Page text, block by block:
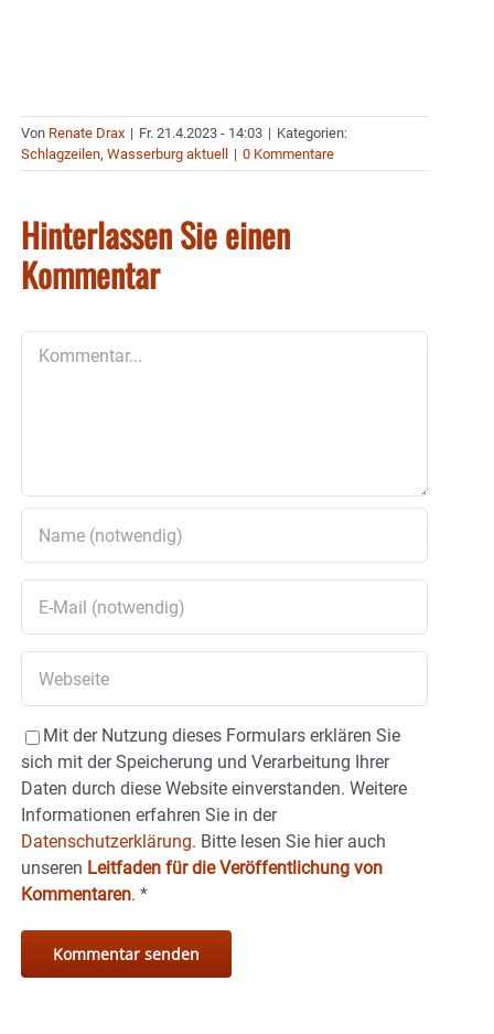
Von Renate Drax | Fr. 21.4.2023 - 14:03 | Kategorien:
Schlagzeilen, Wasserburg aktuell | 0 Kommentare
Hinterlassen Sie einen
Kommentar
Mit der Nutzung dieses Formulars erklären Sie
sich mit der Speicherung und Verarbeitung Ihrer
Daten durch diese Website einverstanden. Weitere
Informationen erfahren Sie in der
Datenschutzerklärung. Bitte lesen Sie hier auch
unseren Leitfaden für die Veröffentlichung von
Kommentaren. *